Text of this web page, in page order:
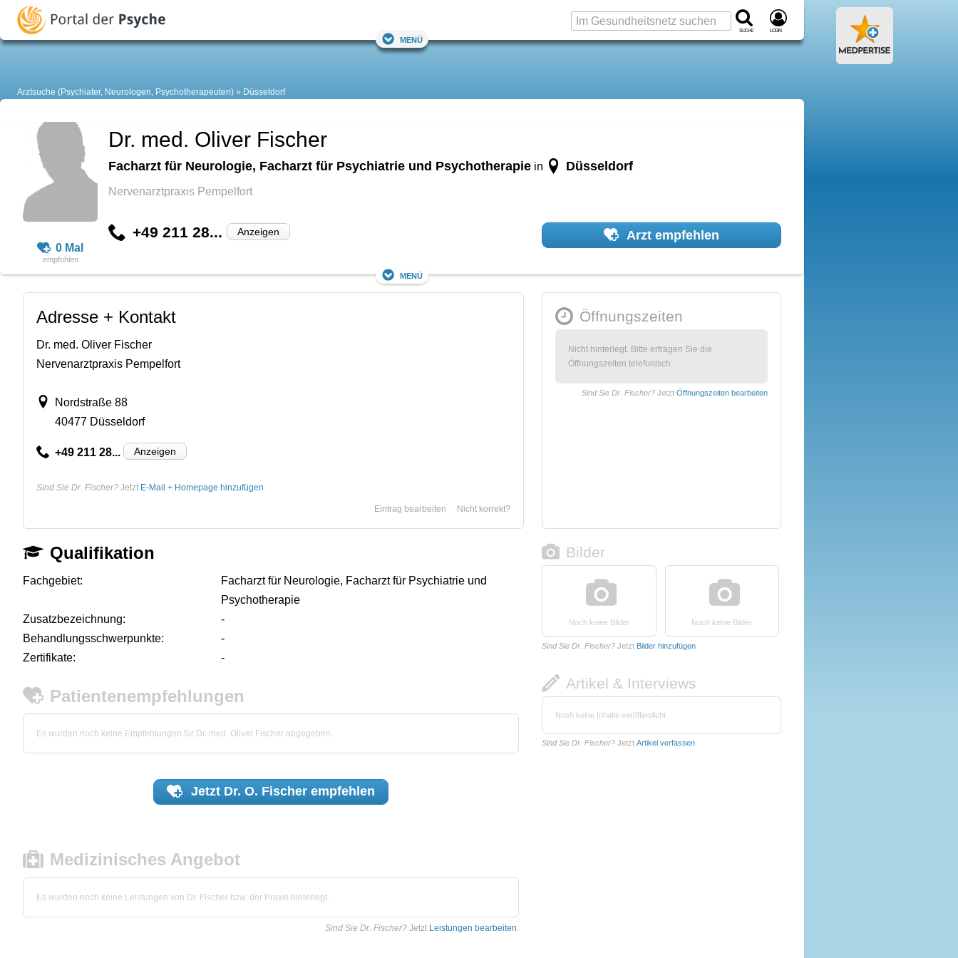
Suche Login
Menü
Arztsuche (Psychiater, Neurologen, Psychotherapeuten) Düsseldorf
0 Mal
Dr. med. Oliver Fischer
Facharzt für Neurologie, Facharzt für Psychiatrie und Psychotherapie in Düsseldorf
Nervenarztpraxis Pempelfort
+49 211 28... Anzeigen Arzt empfehlen
Menü
Adresse + Kontakt
Dr. med. Oliver Fischer
Nervenarztpraxis Pempelfort
Nordstraße 88
40477 Düsseldorf
+49 211 28... Anzeigen
Sind Sie Dr. Fischer? Jetzt E-Mail + Homepage hinzufügen
Nicht korrekt?
Eintrag bearbeiten
Öffnungszeiten
Nicht hinterlegt. Bitte erfragen Sie die
Öffnungszeiten telefonisch.
Sind Sie Dr. Fischer? Jetzt Öffnungszeiten bearbeiten
Qualifikation
Fachgebiet:
Facharzt für Neurologie, Facharzt für Psychiatrie und
Psychotherapie
Zusatzbezeichnung:
-
Behandlungsschwerpunkte:
-
Zertifikate:
-
Patientenempfehlungen
Es wurden noch keine Empfehlungen für Dr. med. Oliver Fischer abgegeben.
Jetzt Dr. O. Fischerempfehlen
Medizinisches Angebot
Es wurden noch keine Leistungen von Dr. Fischer bzw. der Praxis hinterlegt.
Sind Sie Dr. Fischer? Jetzt Leistungen bearbeiten.
Bilder
Noch keine Bilder Noch keine Bilder
Sind Sie Dr. Fischer? Jetzt Bilder hinzufügen
Artikel & Interviews
Noch keine Inhalte veröffentlicht
Sind Sie Dr. Fischer? Jetzt Artikel verfassen